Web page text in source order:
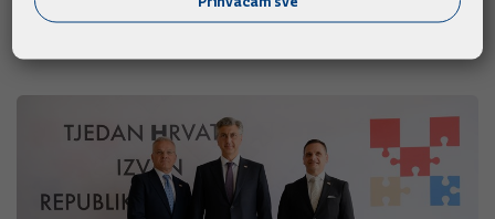
25.05.2026. Pisane vijesti